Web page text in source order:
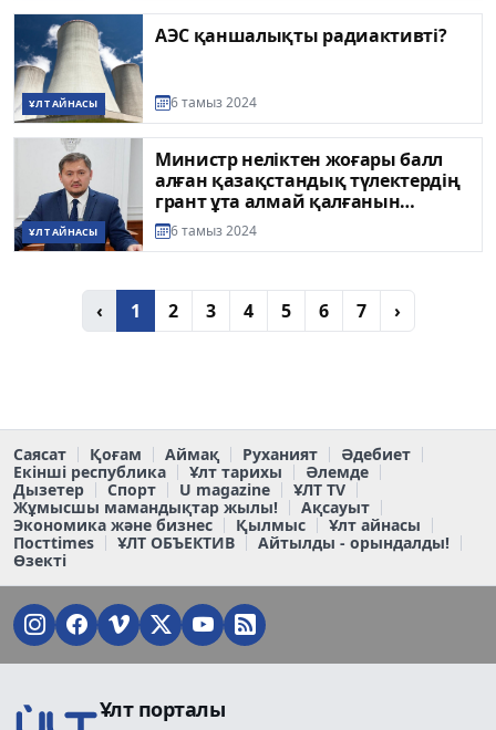
ҰЛТ АЙНАСЫ
АЭС қаншалықты радиактивті?
6 тамыз 2024
ҰЛТ АЙНАСЫ
Министр неліктен жоғары балл
алған қазақстандық түлектердің
грант ұта алмай қалғанын
түсіндірді
6 тамыз 2024
‹ 1 2 3 4 5 6 7 ›
Саясат Қоғам Аймақ Руханият
Әдебиет
Екінші республика
Ұлт тарихы
Әлемде
Дызетер
Спорт U magazine
ҰЛТ TV
Жұмысшы мамандықтар жылы!
Ақсауыт
Экономика және бизнес
Қылмыс
Ұлт айнасы
Постtimes
ҰЛТ ОБЪЕКТИВ
Айтылды - орындалды!
Өзекті
Ұлт порталы